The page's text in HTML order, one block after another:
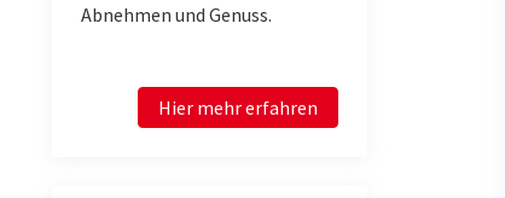
Abnehmen und Genuss.
Hier mehr erfahren